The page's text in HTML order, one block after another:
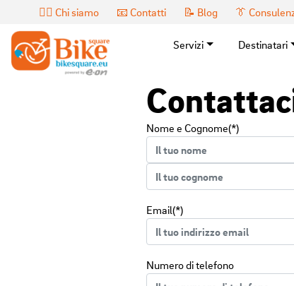
🙎‍♂️ Chi siamo 📧 Contatti 📝 Blog 👔
Servizi Destinatari
Nome e Cognome(*)
Email(*)
Numero di telefono